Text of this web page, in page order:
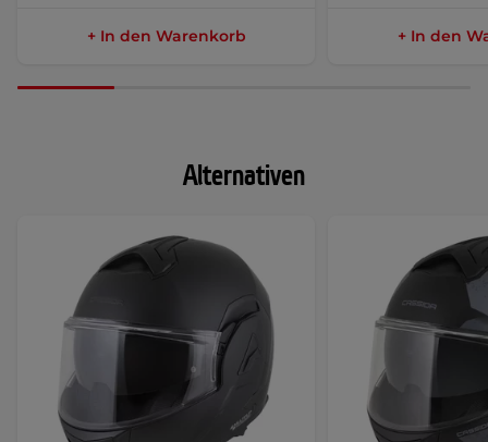
+ In den Warenkorb + In den
Alternativen